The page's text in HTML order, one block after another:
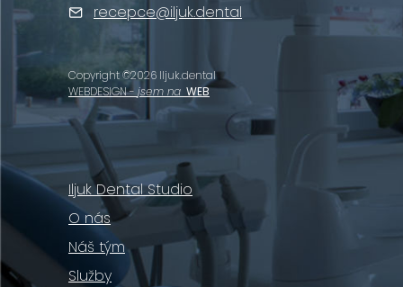
recepce@iljuk.dental
Copyright ©2026 Iljuk.dental
WEBDESIGN - jsem na WEB
Iljuk Dental Studio
O nás
Náš tým
Služby